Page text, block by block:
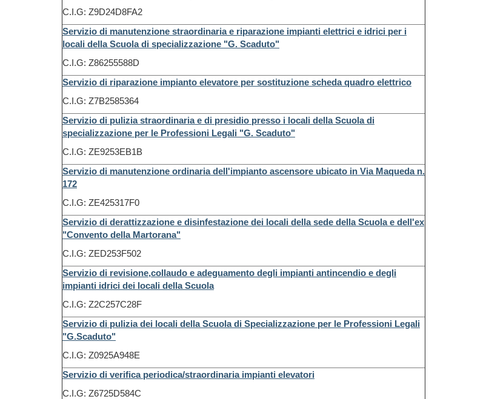
C.I.G: Z9D24D8FA2
Servizio di manutenzione straordinaria e riparazione impianti elettrici e idrici per i
locali della Scuola di specializzazione "G. Scaduto"
C.I.G: Z86255588D
Servizio di riparazione impianto elevatore per sostituzione scheda quadro elettrico
C.I.G: Z7B2585364
Servizio di pulizia straordinaria e di presidio presso i locali della Scuola di
specializzazione per le Professioni Legali "G. Scaduto"
C.I.G: ZE9253EB1B
Servizio di manutenzione ordinaria dell'impianto ascensore ubicato in Via Maqueda n.
172
C.I.G: ZE425317F0
Servizio di derattizzazione e disinfestazione dei locali della sede della Scuola e dell'ex
"Convento della Martorana"
C.I.G: ZED253F502
Servizio di revisione,collaudo e adeguamento degli impianti antincendio e degli
impianti idrici dei locali della Scuola
C.I.G: Z2C257C28F
Servizio di pulizia dei locali della Scuola di Specializzazione per le Professioni Legali
"G.Scaduto"
C.I.G: Z0925A948E
Servizio di verifica periodica/straordinaria impianti elevatori
C.I.G: Z6725D584C